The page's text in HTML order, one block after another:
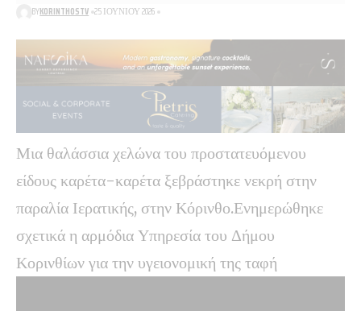
BYKORINTHOSTV 25 ΙΟΥΝΊΟΥ 2026
Μια θαλάσσια χελώνα του προστατευόμενου
είδους καρέτα-καρέτα ξεβράστηκε νεκρή στην
παραλία Ιερατικής, στην Κόρινθο.Ενημερώθηκε
σχετικά η αρμόδια Υπηρεσία του Δήμου
Κορινθίων για την υγειονομική της ταφή